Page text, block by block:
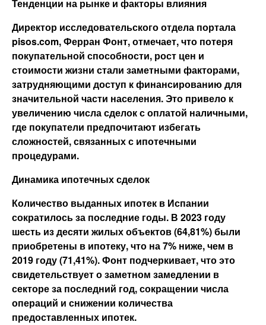
Тенденции на рынке и факторы влияния
Директор исследовательского отдела портала
pisos.com, Ферран Фонт, отмечает, что потеря
покупательной способности, рост цен и
стоимости жизни стали заметными факторами,
затрудняющими доступ к финансированию для
значительной части населения. Это привело к
увеличению числа сделок с оплатой наличными,
где покупатели предпочитают избегать
сложностей, связанных с ипотечными
процедурами.
Динамика ипотечных сделок
Количество выданных ипотек в Испании
сократилось за последние годы. В 2023 году
шесть из десяти жилых объектов (64,81%) были
приобретены в ипотеку, что на 7% ниже, чем в
2019 году (71,41%). Фонт подчеркивает, что это
свидетельствует о заметном замедлении в
секторе за последний год, сокращении числа
операций и снижении количества
предоставленных ипотек.